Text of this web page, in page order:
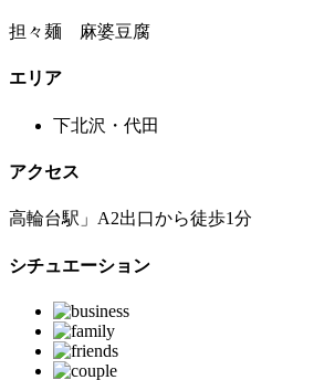
担々麺 麻婆豆腐
エリア
下北沢・代田
アクセス
高輪台駅」A2出口から徒歩1分
シチュエーション